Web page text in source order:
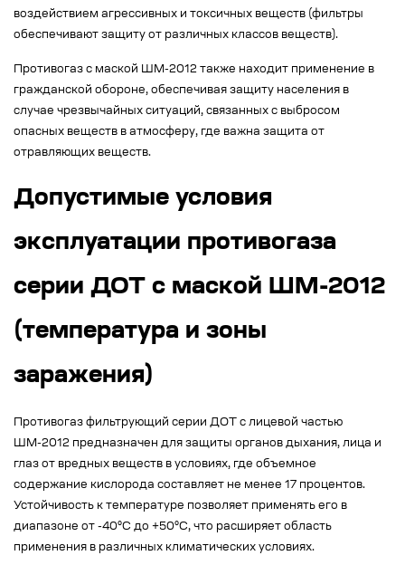
воздействием агрессивных и токсичных веществ (фильтры
обеспечивают защиту от различных классов веществ).
Противогаз с маской ШМ-2012 также находит применение в
гражданской обороне, обеспечивая защиту населения в
случае чрезвычайных ситуаций, связанных с выбросом
опасных веществ в атмосферу, где важна защита от
отравляющих веществ.
Допустимые условия
эксплуатации противогаза
серии ДОТ с маской ШМ-2012
(температура и зоны
заражения)
Противогаз фильтрующий серии ДОТ с лицевой частью
ШМ-2012 предназначен для защиты органов дыхания, лица и
глаз от вредных веществ в условиях, где объемное
содержание кислорода составляет не менее 17 процентов.
Устойчивость к температуре позволяет применять его в
диапазоне от -40°C до +50°C, что расширяет область
применения в различных климатических условиях.